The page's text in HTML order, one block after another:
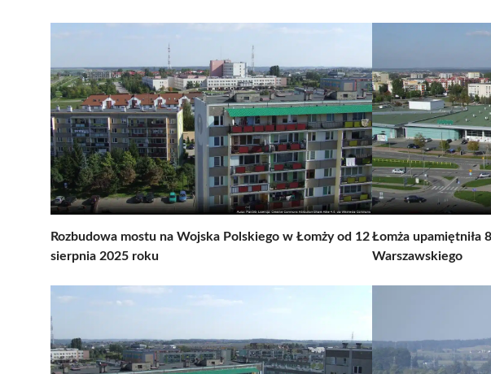
Rozbudowa mostu na Wojska Polskiego w Łomży od 12
sierpnia 2025 roku
Łomża upamiętniła
Warszawskiego